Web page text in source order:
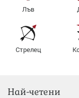
Лъв
Стрелец
Най-четени